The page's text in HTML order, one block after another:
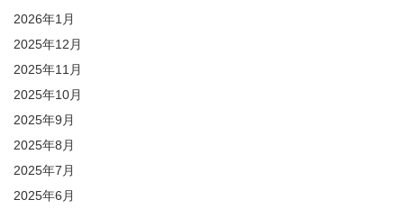
2026年1月
2025年12月
2025年11月
2025年10月
2025年9月
2025年8月
2025年7月
2025年6月